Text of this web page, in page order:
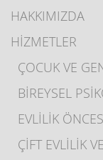
HAKKIMIZDA
HİZMETLER
ÇOCUK VE
BİREYSEL
EVLİLİK
ÇİFT EVLİLİK